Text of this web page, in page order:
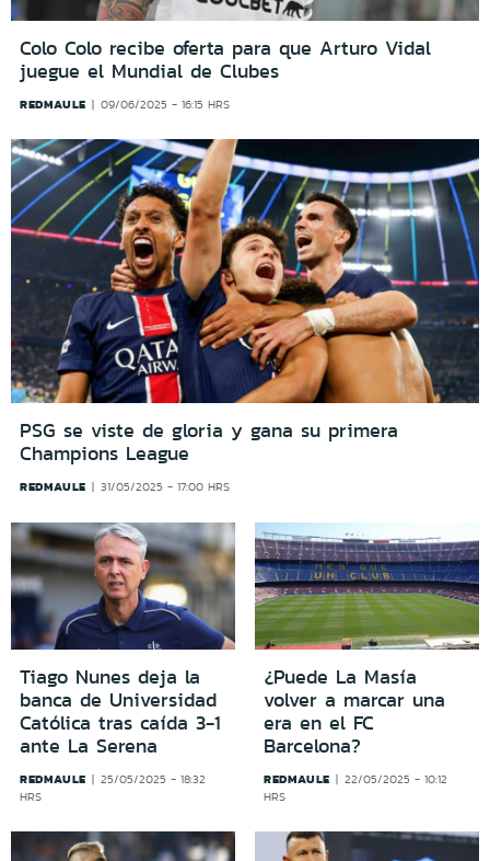
Colo Colo recibe oferta para que Arturo Vidal
juegue el Mundial de Clubes
REDMAULE 09/06/2025 - 16:15 HRS
PSG se viste de gloria y gana su primera
Champions League
REDMAULE 31/05/2025 - 17:00 HRS
Tiago Nunes deja la
banca de Universidad
Católica tras caída 3-1
ante La Serena
REDMAULE
25/05/2025 - 18:32
HRS
¿Puede La Masía
volver a marcar una
era en el FC
Barcelona?
REDMAULE
22/05/2025 - 10:12
HRS